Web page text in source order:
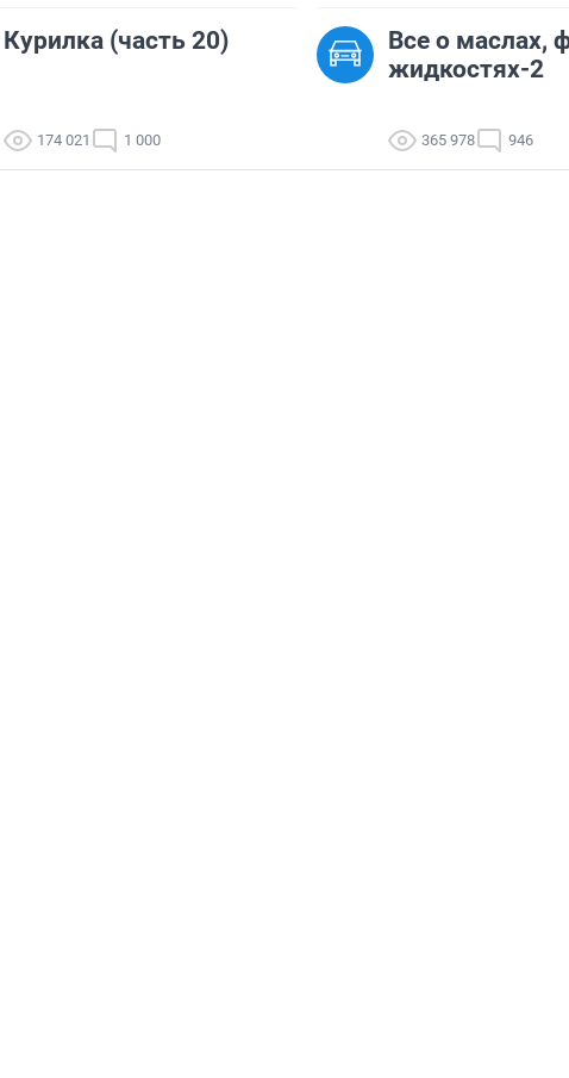
Курилка (часть 20)
174 021 1 000
Все о маслах,
жидкостях-2
365 978 946